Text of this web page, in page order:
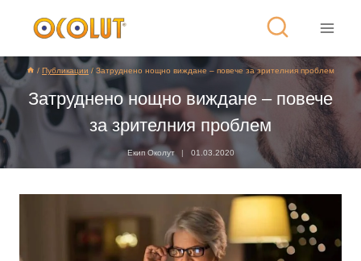
/ Публикации / Затруднено нощно виждане – повече за зрителния проблем
Затруднено нощно виждане – повече
за зрителния проблем
Екип Околут 01.03.2020